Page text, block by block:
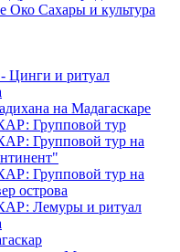
Око Сахары и культура
Цинги и ритуал
на Мадагаскаре
Групповой тур
Групповой тур на
Групповой тур на
острова
Лемуры и ритуал